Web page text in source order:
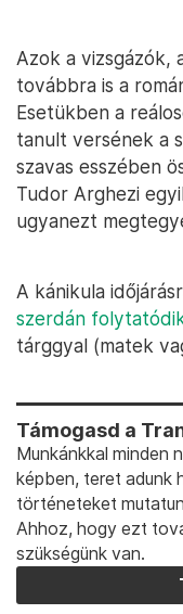
Azok a
továbbra is a
Esetükben a
tanult versének a
szavas esszében
Tudor Arghezi
ugyanezt
A kánikula
szerdán
tárggyal (matek
Támogasd a
Munkánkkal minden
képben, teret adunk
történeteket
Ahhoz, hogy ezt
szükségünk van.